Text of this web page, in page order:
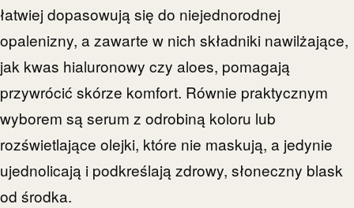
łatwiej dopasowują się do niejednorodnej
opalenizny, a zawarte w nich składniki nawilżające,
jak kwas hialuronowy czy aloes, pomagają
przywrócić skórze komfort. Równie praktycznym
wyborem są serum z odrobiną koloru lub
rozświetlające olejki, które nie maskują, a jedynie
ujednolicają i podkreślają zdrowy, słoneczny blask
od środka.